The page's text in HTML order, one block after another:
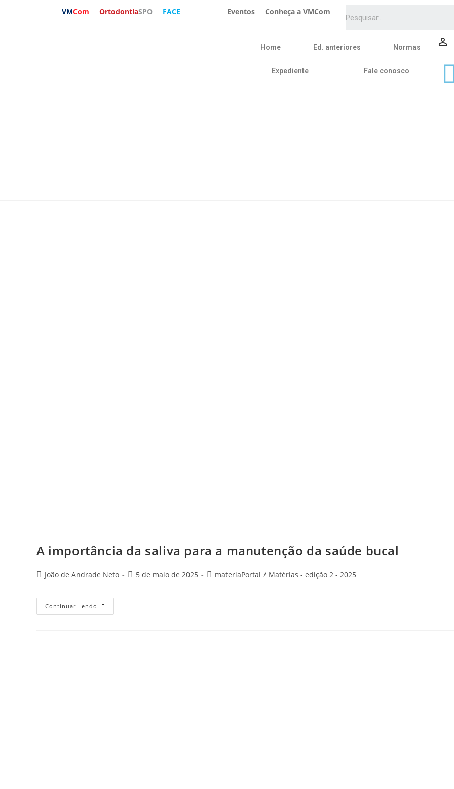
VMCom OrtodontiaSPO FACE Eventos Conheça a VMCom
Home Ed. anteriores Normas
Expediente Fale conosco
person_outline
A importância da saliva para a manutenção da saúde bucal
João de Andrade Neto 5 de maio de 2025 materiaPortal / Matérias - edição 2 - 2025
Continuar Lendo